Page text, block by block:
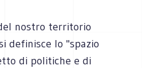
nostro territorio
definisce lo "spazio
di politiche e di